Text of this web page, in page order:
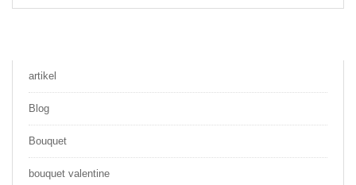
artikel
Blog
Bouquet
bouquet valentine